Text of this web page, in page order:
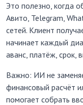
Это полезно, когда
Авито, Telegram,
сетей. Клиент
начинает каждый
аванс, платёж, срок,
Важно: ИИ не
финансовый расчёт
помогает собрать